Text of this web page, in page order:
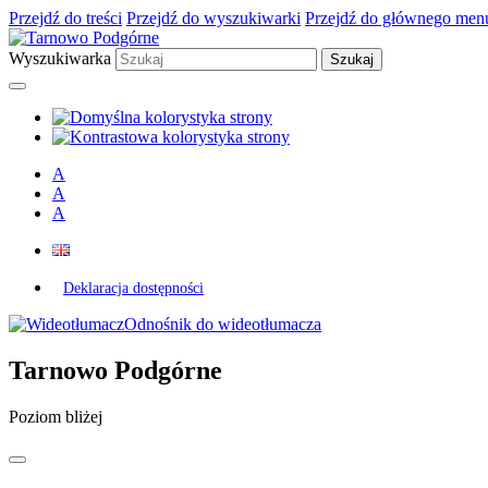
Przejdź do treści Przejdź do wyszukiwarki Przejdź do głównego
Wyszukiwarka
A
A
A
Deklaracja dostępności
Odnośnik do wideotłumacza
Tarnowo Podgórne
Poziom bliżej